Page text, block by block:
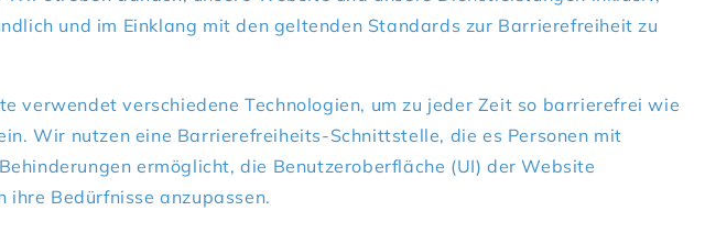
und im Einklang mit den geltenden Standards zur Barrierefreiheit zu
verwendet verschiedene Technologien, um zu jeder Zeit so barrierefrei wie
Wir nutzen eine Barrierefreiheits-Schnittstelle, die es Personen mit
ermöglicht, die Benutzeroberfläche (UI) der Website
ihre Bedürfnisse anzupassen.